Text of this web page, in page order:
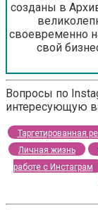
созданы в
своевременно
свой
Вопросы по
интересующую
Таргетированная
Личная жизнь
работе с Инстаграм